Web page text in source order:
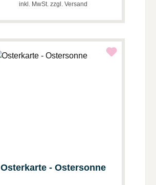
inkl. MwSt. zzgl. Versand
Osterkarte - Ostersonne